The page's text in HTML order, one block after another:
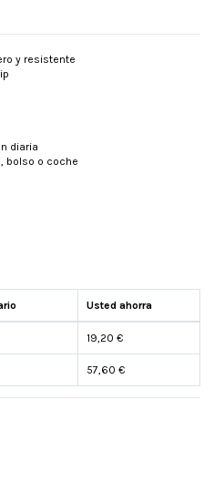
y resistente
diaria
bolso o coche
Usted ahorra
19,20 €
57,60 €